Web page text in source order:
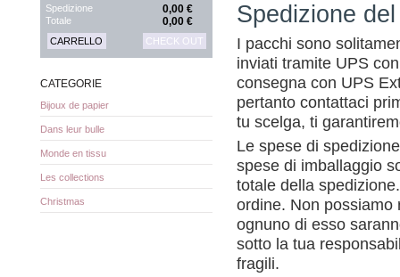
Spedizione
I pacchi sono
inviati tramite UPS
consegna con UPS
pertanto contattaci
tu scelga, ti
Le spese di
spese di imballaggio
totale della
ordine. Non possiamo
ognuno di esso
sotto la tua
fragili.
Spedizione 0,00 €
Totale 0,00 €
CARRELLO CHECK OUT
CATEGORIE
Bijoux de papier
Dans leur bulle
Monde en tissu
Les collections
Christmas